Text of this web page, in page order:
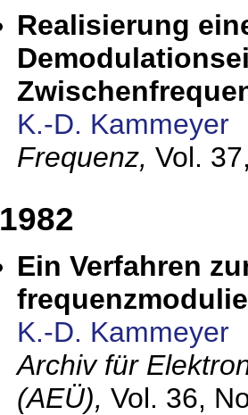
Realisierung
K.-D. Kammeyer
Frequenz, Vol.
1982
Ein Verfahren
K.-D. Kammeyer
Archiv für
(AEÜ), Vol. 36,